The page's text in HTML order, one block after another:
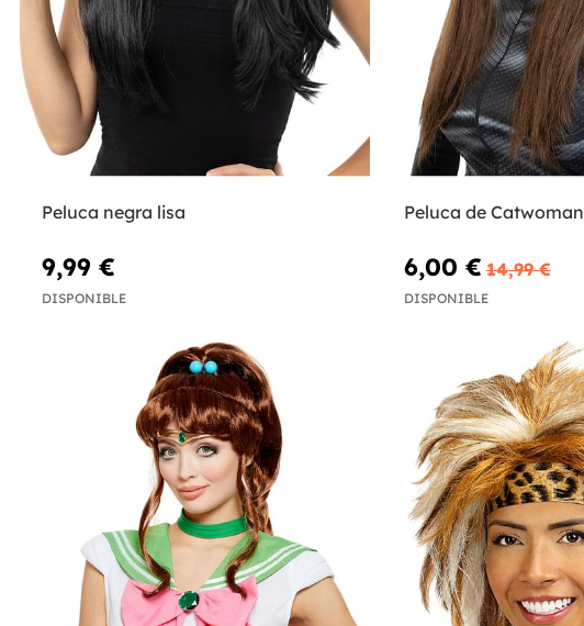
Peluca negra lisa
9,99 €
DISPONIBLE
Peluca de Catwoman
6,00 € 14,99 €
DISPONIBLE